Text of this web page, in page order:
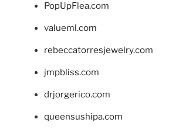
PopUpFlea.com
valueml.com
rebeccatorresjewelry.com
jmpbliss.com
drjorgerico.com
queensushipa.com